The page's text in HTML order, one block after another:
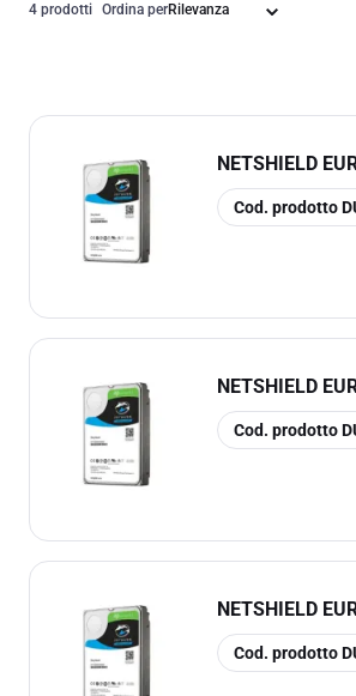
4 prodotti Ordina per
NETSHIELD
copia
Cod. prodotto
NETSHIELD
copia
Cod. prodotto
NETSHIELD
copia
Cod. prodotto